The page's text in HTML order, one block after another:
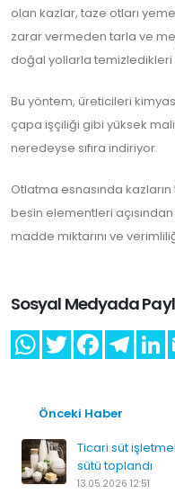
olan kazlar, taze otları
zarar vermeden tarla ve
doğal yollarla
Bu yöntem, üreticileri
çapa işçiliği gibi yüksek
neredeyse sıfıra indiriyor.
Otlatma esnasında kazların
besin elementleri
madde miktarını ve
Sosyal Medyada
Önceki Haber
Ticari süt
sütü toplandı
13.05.2026 12:51